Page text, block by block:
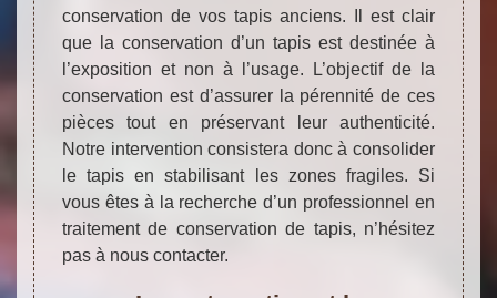
conservation de vos tapis anciens. Il est clair
que la conservation d’un tapis est destinée à
l’exposition et non à l’usage. L’objectif de la
conservation est d’assurer la pérennité de ces
pièces tout en préservant leur authenticité.
Notre intervention consistera donc à consolider
le tapis en stabilisant les zones fragiles. Si
vous êtes à la recherche d’un professionnel en
traitement de conservation de tapis, n’hésitez
pas à nous contacter.